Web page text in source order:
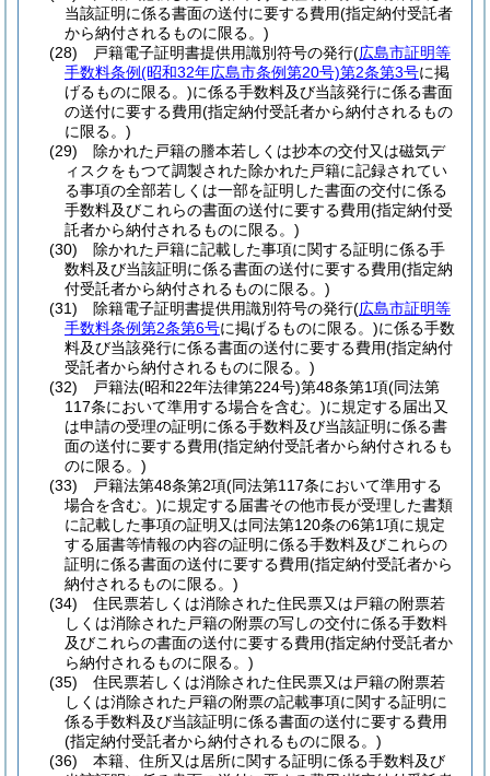
当該証明に係る書面の送付に要する費用(指定納付受託者
から納付されるものに限る。)
(28)
戸籍電子証明書提供用識別符号の発行(広島市証明等
手数料条例(昭和32年広島市条例第20号)第2条第3号に掲
げるものに限る。)に係る手数料及び当該発行に係る書面
の送付に要する費用(指定納付受託者から納付されるもの
に限る。)
(29)
除かれた戸籍の謄本若しくは抄本の交付又は磁気デ
ィスクをもつて調製された除かれた戸籍に記録されてい
る事項の全部若しくは一部を証明した書面の交付に係る
手数料及びこれらの書面の送付に要する費用(指定納付受
託者から納付されるものに限る。)
(30)
除かれた戸籍に記載した事項に関する証明に係る手
数料及び当該証明に係る書面の送付に要する費用(指定納
付受託者から納付されるものに限る。)
(31)
除籍電子証明書提供用識別符号の発行(広島市証明等
手数料条例第2条第6号に掲げるものに限る。)に係る手数
料及び当該発行に係る書面の送付に要する費用(指定納付
受託者から納付されるものに限る。)
(32)
戸籍法(昭和22年法律第224号)第48条第1項(同法第
117条において準用する場合を含む。)に規定する届出又
は申請の受理の証明に係る手数料及び当該証明に係る書
面の送付に要する費用(指定納付受託者から納付されるも
のに限る。)
(33)
戸籍法第48条第2項(同法第117条において準用する
場合を含む。)に規定する届書その他市長が受理した書類
に記載した事項の証明又は同法第120条の6第1項に規定
する届書等情報の内容の証明に係る手数料及びこれらの
証明に係る書面の送付に要する費用(指定納付受託者から
納付されるものに限る。)
(34)
住民票若しくは消除された住民票又は戸籍の附票若
しくは消除された戸籍の附票の写しの交付に係る手数料
及びこれらの書面の送付に要する費用(指定納付受託者か
ら納付されるものに限る。)
(35)
住民票若しくは消除された住民票又は戸籍の附票若
しくは消除された戸籍の附票の記載事項に関する証明に
係る手数料及び当該証明に係る書面の送付に要する費用
(指定納付受託者から納付されるものに限る。)
(36)
本籍、住所又は居所に関する証明に係る手数料及び